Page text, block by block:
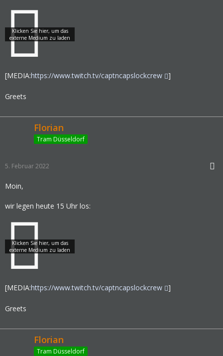
[MEDIA:https://www.twitch.tv/captncapslockcrew ]
Greets
Florian
Tram Düsseldorf
5. Februar 2022
Moin,
wir legen heute 15 Uhr los:
[MEDIA:https://www.twitch.tv/captncapslockcrew ]
Greets
Florian
Tram Düsseldorf